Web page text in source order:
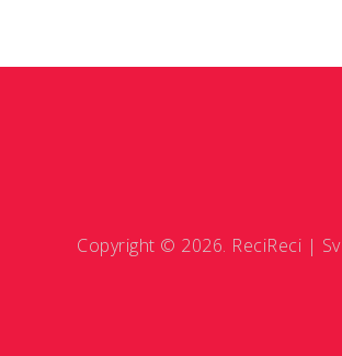
Copyright © 2026. ReciReci |